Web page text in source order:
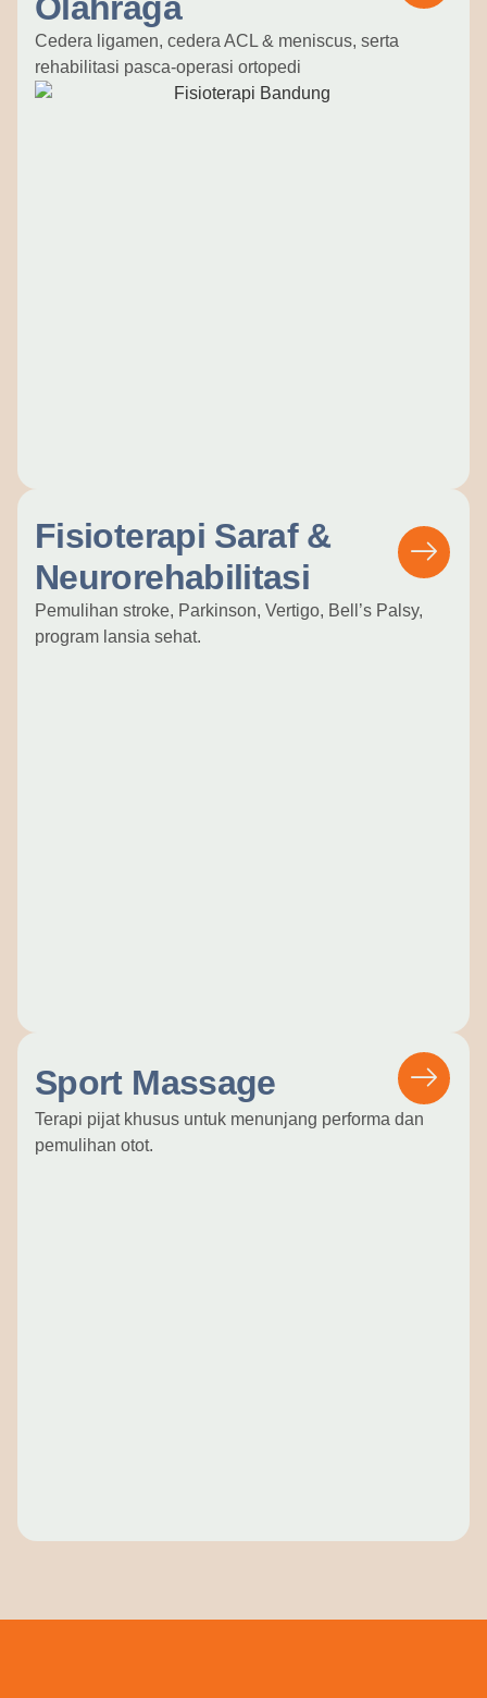
Olahraga
Cedera ligamen, cedera ACL & meniscus, serta
rehabilitasi pasca-operasi ortopedi
Fisioterapi Saraf &
Neurorehabilitasi
Pemulihan stroke, Parkinson, Vertigo, Bell’s Palsy,
program lansia sehat.
Sport Massage
Terapi pijat khusus untuk menunjang performa dan
pemulihan otot.